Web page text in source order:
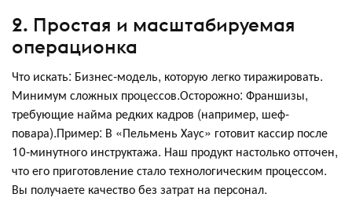
2. Простая и масштабируемая
операционка
Что искать: Бизнес-модель, которую легко тиражировать.
Минимум сложных процессов.Осторожно: Франшизы,
требующие найма редких кадров (например, шеф-
повара).Пример: В «Пельмень Хаус» готовит кассир после
10-минутного инструктажа. Наш продукт настолько отточен,
что его приготовление стало технологическим процессом.
Вы получаете качество без затрат на персонал.